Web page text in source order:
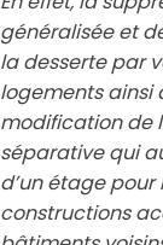
généralisée et
la desserte par
logements ainsi
modification de
séparative qui
d’un étage pour
constructions